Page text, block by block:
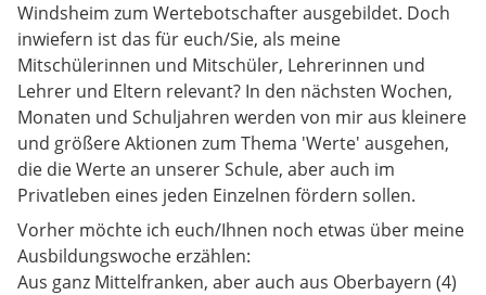
Windsheim zum Wertebotschafter ausgebildet. Doch
inwiefern ist das für euch/Sie, als meine
Mitschülerinnen und Mitschüler, Lehrerinnen und
Lehrer und Eltern relevant? In den nächsten Wochen,
Monaten und Schuljahren werden von mir aus kleinere
und größere Aktionen zum Thema 'Werte' ausgehen,
die die Werte an unserer Schule, aber auch im
Privatleben eines jeden Einzelnen fördern sollen.
Vorher möchte ich euch/Ihnen noch etwas über meine
Ausbildungswoche erzählen:
Aus ganz Mittelfranken, aber auch aus Oberbayern (4)